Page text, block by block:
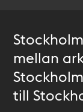
mellan
till